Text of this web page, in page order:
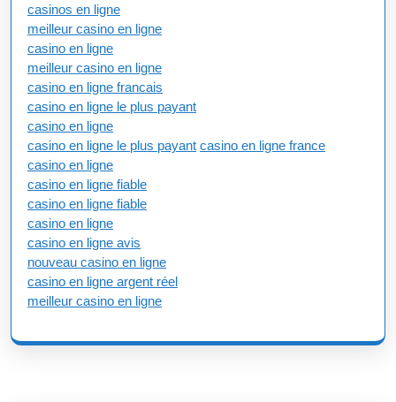
casinos en ligne
meilleur casino en ligne
casino en ligne
meilleur casino en ligne
casino en ligne francais
casino en ligne le plus payant
casino en ligne
casino en ligne le plus payant casino en ligne france
casino en ligne
casino en ligne fiable
casino en ligne fiable
casino en ligne
casino en ligne avis
nouveau casino en ligne
casino en ligne argent réel
meilleur casino en ligne